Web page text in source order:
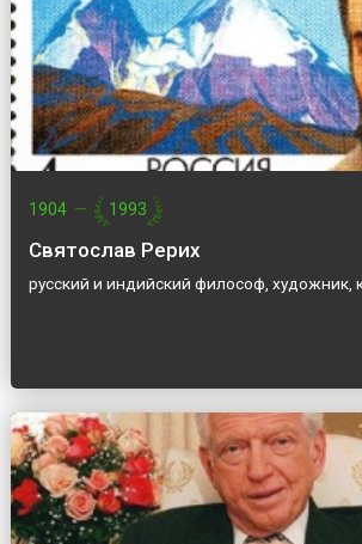
1904 — 1993
Святослав Рерих
русский и индийский философ, художник,